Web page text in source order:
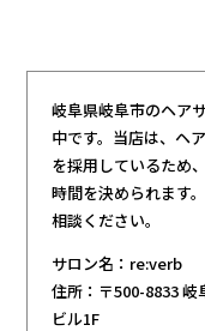
岐阜県岐阜市のヘア
中です。当店は、ヘ
を採用しているため
時間を決められます
相談ください。
サロン名：re:verb
住所：〒500-8833
ビル1F